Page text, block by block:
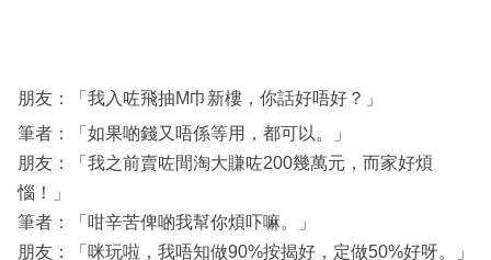
閱
區
朋友：「我入咗飛抽M巾新樓，你話好唔好？」
筆者：「如果啲錢又唔係等用，都可以。」
朋友：「我之前賣咗間淘大賺咗200幾萬元，而家好煩
惱！」
筆者：「咁辛苦俾啲我幫你煩吓嘛。」
朋友：「咪玩啦，我唔知做90%按揭好，定做50%好呀。」